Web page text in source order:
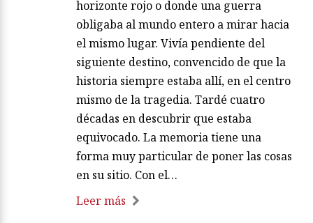
horizonte rojo o donde una guerra
obligaba al mundo entero a mirar hacia
el mismo lugar. Vivía pendiente del
siguiente destino, convencido de que la
historia siempre estaba allí, en el centro
mismo de la tragedia. Tardé cuatro
décadas en descubrir que estaba
equivocado. La memoria tiene una
forma muy particular de poner las cosas
en su sitio. Con el…
Leer más